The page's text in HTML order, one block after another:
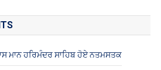
ਮਾਨ ਹਰਿਮੰਦਰ ਸਾਹਿਬ ਹੋਏ ਨਤਮਸਤਕ